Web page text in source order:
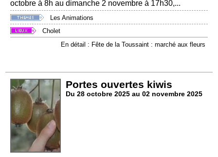
octobre à 8h au dimanche 2 novembre à 17h30,...
Les Animations
Cholet
En détail : Fête de la Toussaint : marché aux fleurs
Portes ouvertes kiwis
Du 28 octobre 2025 au 02 novembre 2025